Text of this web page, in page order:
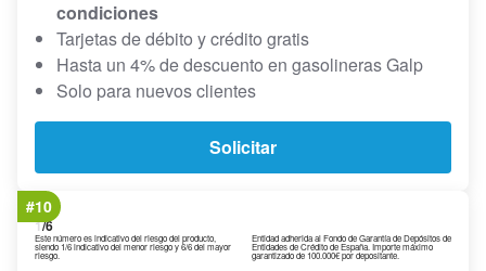
condiciones
Tarjetas de débito y crédito gratis
Hasta un 4% de descuento en gasolineras Galp
Solo para nuevos clientes
Solicitar
1/6
Este número es indicativo del riesgo del producto,
siendo 1/6 indicativo del menor riesgo y 6/6 del mayor
riesgo.
Entidad adherida al Fondo de Garantía de Depósitos de
Entidades de Crédito de España. Importe máximo
garantizado de 100.000€ por depositante.
#10